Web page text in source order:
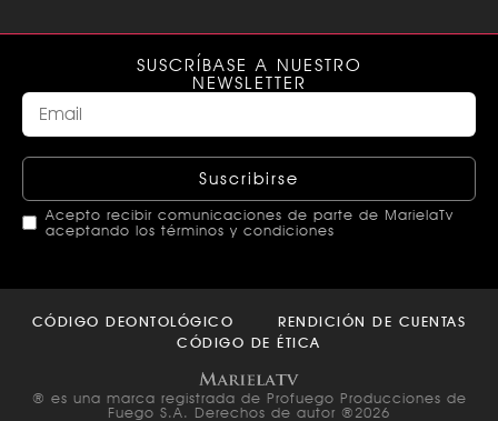
SUSCRÍBASE A NUESTRO
NEWSLETTER
Suscribirse
Acepto recibir comunicaciones de parte de MarielaTv
aceptando los términos y condiciones
should
CÓDIGO DEONTOLÓGICO
RENDICIÓN DE CUENTAS
CÓDIGO DE ÉTICA
® es una marca registrada de Profuego Producciones de
Fuego S.A. Derechos de autor ®2026